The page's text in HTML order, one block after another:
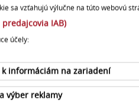
sa vzťahujú výlučne na túto webovú
IAB)
účely:
informáciám na zariadení
výber reklamy